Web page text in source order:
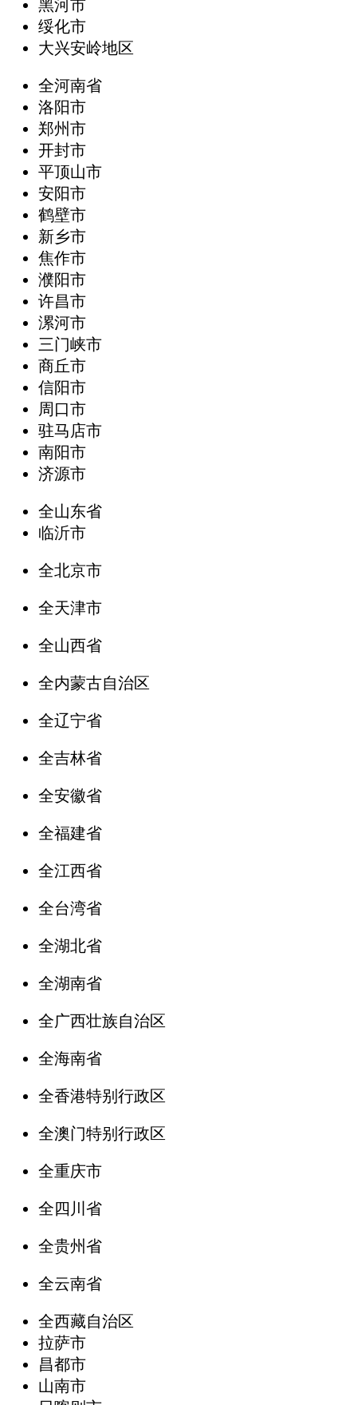
黑河市
绥化市
大兴安岭地区
全河南省
洛阳市
郑州市
开封市
平顶山市
安阳市
鹤壁市
新乡市
焦作市
濮阳市
许昌市
漯河市
三门峡市
商丘市
信阳市
周口市
驻马店市
南阳市
济源市
全山东省
临沂市
全北京市
全天津市
全山西省
全内蒙古自治区
全辽宁省
全吉林省
全安徽省
全福建省
全江西省
全台湾省
全湖北省
全湖南省
全广西壮族自治区
全海南省
全香港特别行政区
全澳门特别行政区
全重庆市
全四川省
全贵州省
全云南省
全西藏自治区
拉萨市
昌都市
山南市